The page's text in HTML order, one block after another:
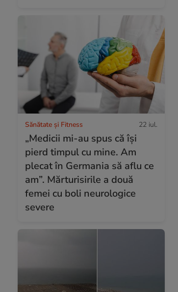
Sănătate și Fitness 22 iul.
„Medicii mi-au spus că își
pierd timpul cu mine. Am
plecat în Germania să aflu ce
am”. Mărturisirile a două
femei cu boli neurologice
severe